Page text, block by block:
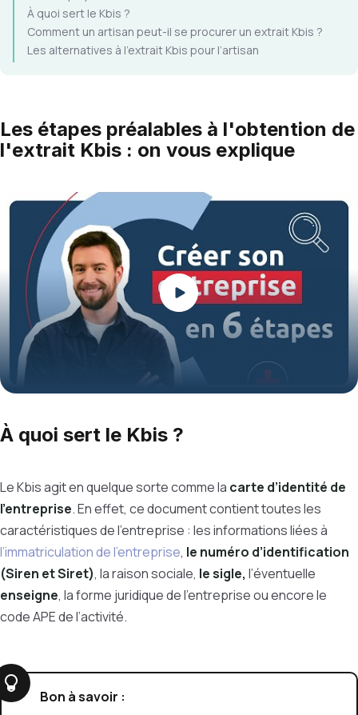
À quoi sert le Kbis ?
Comment un artisan peut-il se procurer un extrait Kbis ?
Les alternatives à l'extrait Kbis pour l’artisan
Les étapes préalables à l'obtention de
l'extrait Kbis : on vous explique
Play
À quoi sert le Kbis ?
Le Kbis agit en quelque sorte comme la carte d’identité de
l’entreprise. En effet, ce document contient toutes les
caractéristiques de l’entreprise : les informations liées à
l’immatriculation de l'entreprise, le numéro d’identification
(Siren et Siret), la raison sociale, le sigle, l’éventuelle
enseigne, la forme juridique de l’entreprise ou encore le
code APE de l’activité.
Bon à savoir :